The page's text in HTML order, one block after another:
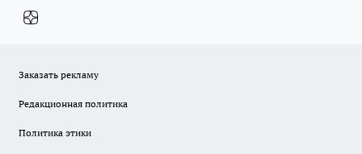
Заказать рекламу
Редакционная политика
Политика этики